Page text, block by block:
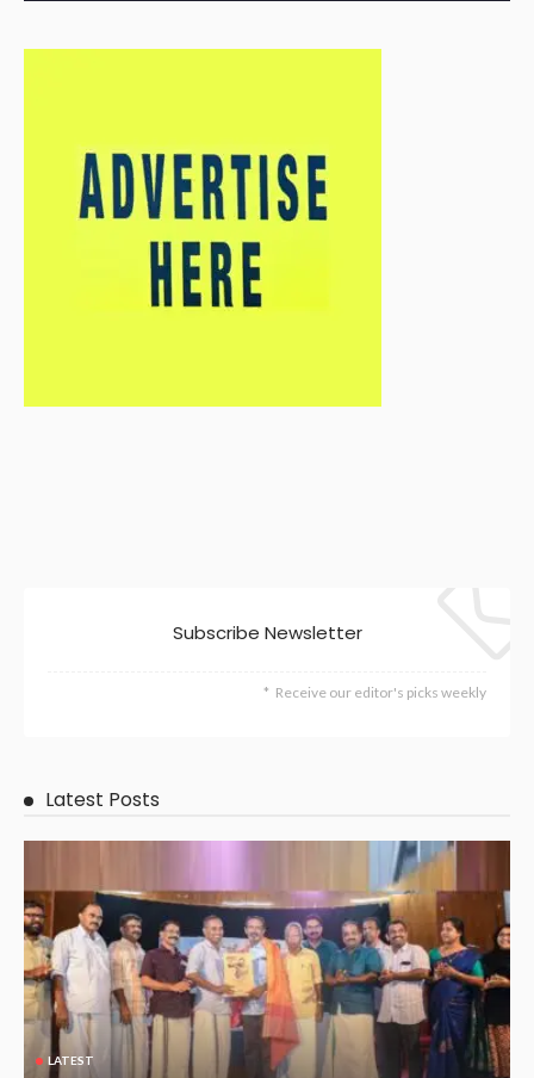
Subscribe Newsletter
Receive our editor's picks weekly
Latest Posts
LATEST